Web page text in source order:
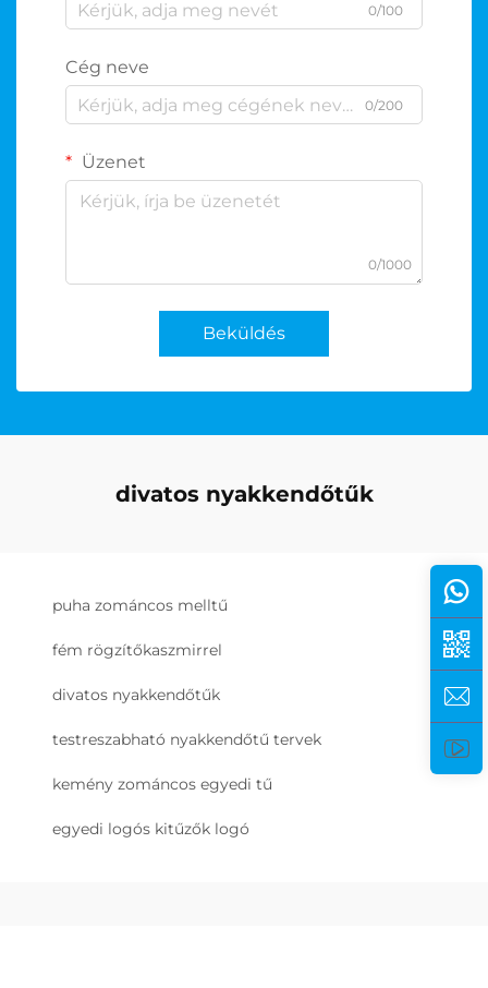
0/100
Cég neve
0/200
Üzenet
0/1000
Beküldés
divatos nyakkendőtűk
puha zománcos melltű
fém rögzítőkaszmirrel
divatos nyakkendőtűk
testreszabható nyakkendőtű tervek
kemény zománcos egyedi tű
egyedi logós kitűzők logó